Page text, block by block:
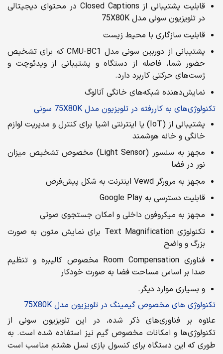
قابلیت پشتیبانی از Closed Captions در محتوای دیجیتالی
در تلویزیون سونی مدل 75X80K
قابلیت سازگاری با محیط زیست
پشتیبانی از دوربین سونی مدل CMU-BC1 که برای تشخیص
حضور شما، فاصله از دستگاه و پشتیبانی از ویدئوچت و
ژست‌های حرکتی کاربرد دارد.
نمایش‌دهنده شبکه‌های خانگی آنالوگ
تکنولوژی‌های به کاررفته در تلویزیون مدل 75X80K سونی
پشتیبانی از (IoT) یا اینترنتی اشیا برای کنترل و مدیریت لوازم
خانگی و خانه هوشمند
مجهز به سنسور (Light Sensor) مخصوص تشخیص میزان
نور در فضا
مجهز به مرورگر Vewd اینترنت به شکل پیش‌فرض
قابلیت دسترسی به Google Play
مجهز به میکروفون داخلی و امکان جستجوی صوتی
تکنولوژی Text Magnification برای نمایش متون به صورت
بزرگ و واضح
فناوری Room Compensation مخصوص کالیبره و تنظیم
صدا بر اساس مساحت فضا به صورت خودکار
و بسیاری موارد دیگر.
تکنولوژی های مخصوص گیمینگ در تلویزیون مدل 75X80K
علاوه بر فناوری‌های ذکر شده، در این تلویزیون سونی از
تکنولوژی‌ها و امکانات مخصوص گیم نیز استفاده شده است. به
طوری که این دستگاه برای کنسول بازی نسل هشتم مناسب است